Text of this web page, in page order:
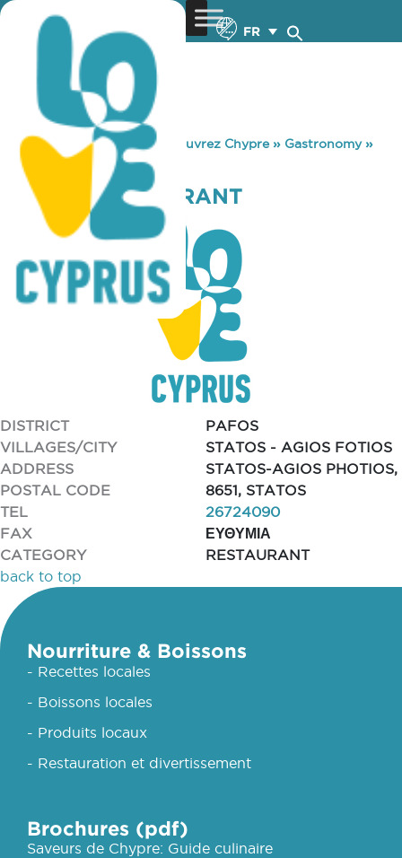
FR
You are here: Home »Découvrez Chypre» Gastronomy»
KOLIOS RESTAURANT
KOLIOS RESTAURANT
DISTRICT
PAFOS
VILLAGES/CITY
STATOS - AGIOS FOTIOS
ADDRESS
STATOS-AGIOS PHOTIOS,
POSTAL CODE
8651, STATOS
TEL
26724090
FAX
ΕΥΘΥΜΙΑ
CATEGORY
RESTAURANT
back to top
Nourriture & Boissons
- Recettes locales
- Boissons locales
- Produits locaux
- Restauration et divertissement
Brochures (pdf)
Saveurs de Chypre: Guide culinaire